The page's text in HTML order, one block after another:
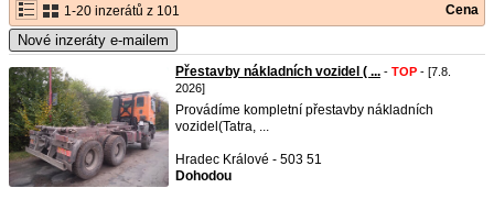
1-20 inzerátů z 101 Cena
Nové inzeráty e-mailem
Přestavby nákladních vozidel ( ... - TOP - [7.8.
2026]
Provádíme kompletní přestavby nákladních
vozidel(Tatra, ...
Hradec Králové - 503 51
Dohodou